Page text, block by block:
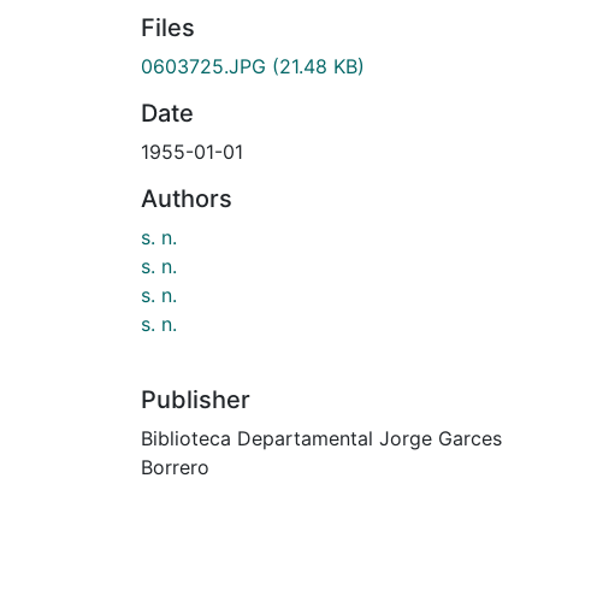
Files
0603725.JPG (21.48 KB)
Date
1955-01-01
Authors
s. n.
s. n.
s. n.
s. n.
Publisher
Biblioteca Departamental Jorge Garces
Borrero